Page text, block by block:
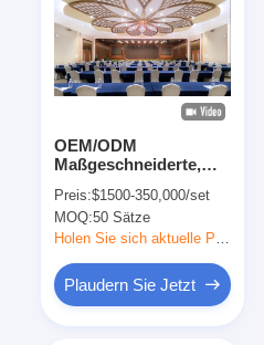
OEM/ODM
Maßgeschneiderte,
Hotelmöbel mit
Massivholz-Kollektion
für Gewerbe-Clubs
Preis:$1500-350,000/set
MOQ:50 Sätze
Holen Sie sich aktuelle Preis
Plaudern Sie Jetzt